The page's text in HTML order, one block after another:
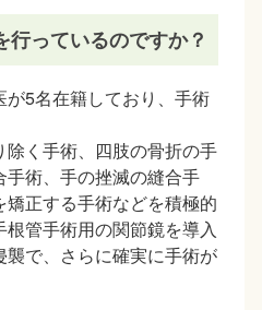
っているのですか？
が5名在籍しており、手術
く手術、四肢の骨折の手
術、手の挫滅の縫合手
正する手術などを積極的
管手術用の関節鏡を導入
襲で、さらに確実に手術が